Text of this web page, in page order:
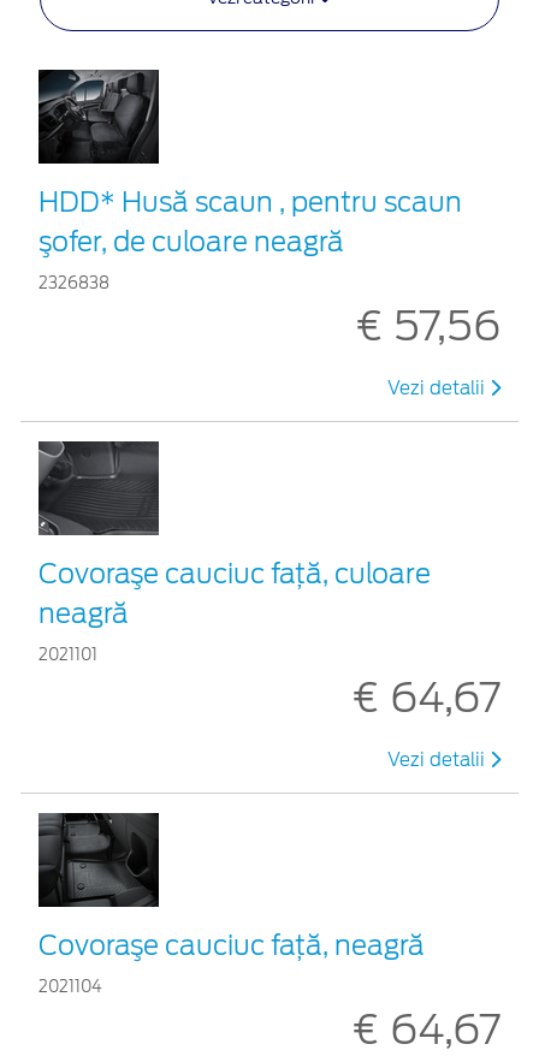
HDD* Husă scaun , pentru scaun
şofer, de culoare neagră
2326838
€ 57,56
Vezi detalii
Covoraşe cauciuc faţă, culoare
neagră
2021101
€ 64,67
Vezi detalii
Covoraşe cauciuc faţă, neagră
2021104
€ 64,67